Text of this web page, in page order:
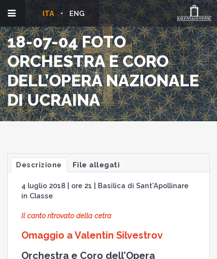
ENG
ITA
18-07-04 FOTO
ORCHESTRA E CORO
DELL’OPERA NAZIONALE
DI UCRAINA
Descrizione File allegati
4 luglio 2018 | ore 21 | Basilica di Sant'Apollinare
in Classe
Il canto ritrovato della cetra
Omaggio a Valentin Silvestrov
Orchestra e Coro dell’Opera